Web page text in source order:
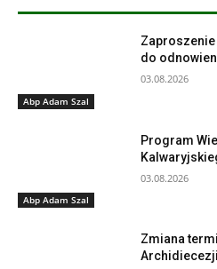
Abp Adam Szal
do
03.08.2026
Abp Adam Szal
Program
03.08.2026
Zmiana